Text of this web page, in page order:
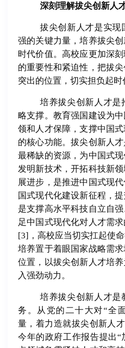
深刻理解拔尖创新人
拔尖创新人才是实现
强的关键力量，培养拔尖
时代价值。高校应更加深
的重要性和紧迫性，把拔
突出的位置，切实担负起时
培养拔尖创新人才是
略支撑。教育强国建设为中
领和人才保障，支撑中国
的核心功能。拔尖创新人才
最稀缺的资源，为中国式
发明新技术，开拓科技新
展进步，是推进中国式现
国式现代化建设新征程，
是支撑高水平科技自立自
足中国式现代化对人才需
[3] ，高校应当切实扛起使
培养置于着眼国家战略需
位置，以拔尖创新人才培
入强劲动力。
培养拔尖创新人才是
务。从党的二十大对“全
量，着力造就拔尖创新人
今年的政府工作报告提出“